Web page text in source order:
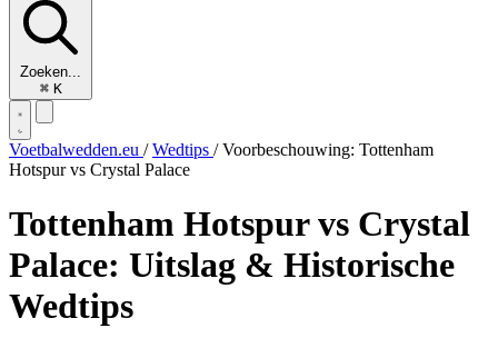
Zoeken...
⌘ K
Voetbalwedden.eu / Wedtips / Voorbeschouwing: Tottenham
Hotspur vs Crystal Palace
Tottenham Hotspur vs Crystal
Palace: Uitslag & Historische
Wedtips